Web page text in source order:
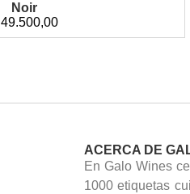
Noir
49.500,00
ACERCA DE
En Galo Wines
1000 etiquetas